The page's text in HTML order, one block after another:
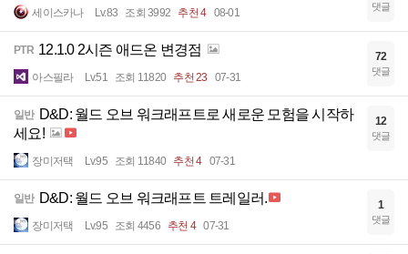
세이스카나 Lv.83 조회 3992 추천 4 08-01 댓글
PTR 12.1.0 2시즌 애드온 변경점
아스필라 Lv.51 조회 11820 추천 23 07-31
72
댓글
일반 D&D: 월드 오브 워크래프트로 새로운 모험을 시작하
세요!
장미저택 Lv.95 조회 11840 추천 4 07-31
12
댓글
일반 D&D: 월드 오브 워크래프트 트레일러.
장미저택 Lv.95 조회 4456 추천 4 07-31
1
댓글